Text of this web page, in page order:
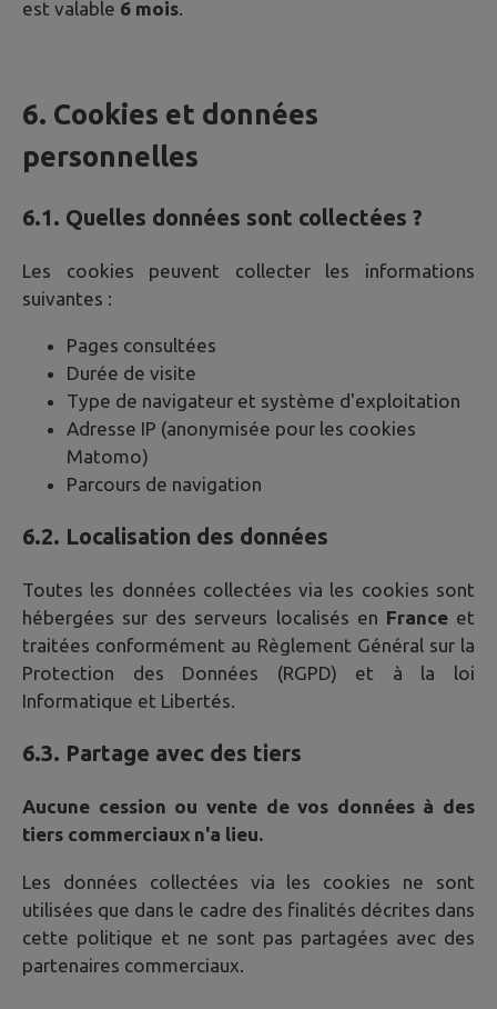
est valable 6 mois.
6. Cookies et données
personnelles
6.1. Quelles données sont collectées ?
Les cookies peuvent collecter les informations
suivantes :
Pages consultées
Durée de visite
Type de navigateur et système d'exploitation
Adresse IP (anonymisée pour les cookies
Matomo)
Parcours de navigation
6.2. Localisation des données
Toutes les données collectées via les cookies sont
hébergées sur des serveurs localisés en Franceet
traitées conformément au Règlement Général sur la
Protection des Données (RGPD) et à la loi
Informatique et Libertés.
6.3. Partage avec des tiers
Aucune cession ou vente de vos données à des
tiers commerciaux n'a lieu.
Les données collectées via les cookies ne sont
utilisées que dans le cadre des finalités décrites dans
cette politique et ne sont pas partagées avec des
partenaires commerciaux.